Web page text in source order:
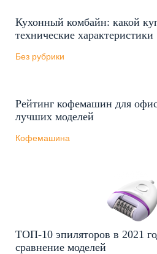
Кухонный комбайн: какой
технические характеристики
Без рубрики
Рейтинг кофемашин для
лучших моделей
Кофемашина
ТОП-10 эпиляторов в 2021
сравнение моделей